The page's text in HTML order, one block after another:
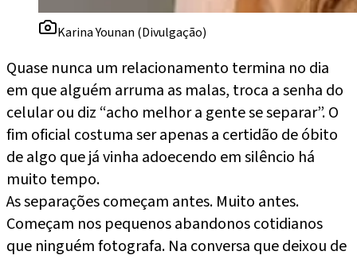
Karina Younan (Divulgação)
Quase nunca um relacionamento termina no dia
em que alguém arruma as malas, troca a senha do
celular ou diz “acho melhor a gente se separar”. O
fim oficial costuma ser apenas a certidão de óbito
de algo que já vinha adoecendo em silêncio há
muito tempo.
As separações começam antes. Muito antes.
Começam nos pequenos abandonos cotidianos
que ninguém fotografa. Na conversa que deixou de